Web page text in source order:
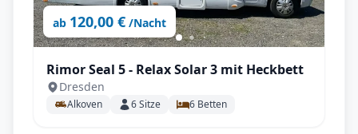
ab 120,00 € /Nacht
Rimor Seal 5 - Relax Solar 3 mit Heckbett
Dresden
Alkoven 6Sitze 6 Betten